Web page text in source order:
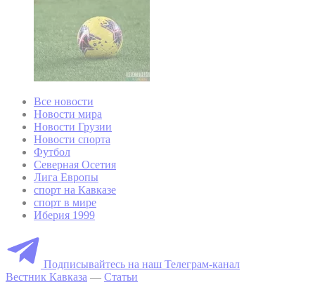
Все новости
Новости мира
Новости Грузии
Новости спорта
Футбол
Северная Осетия
Лига Европы
спорт на Кавказе
спорт в мире
Иберия 1999
Подписывайтесь на наш Телеграм-канал
Вестник Кавказа — Статьи